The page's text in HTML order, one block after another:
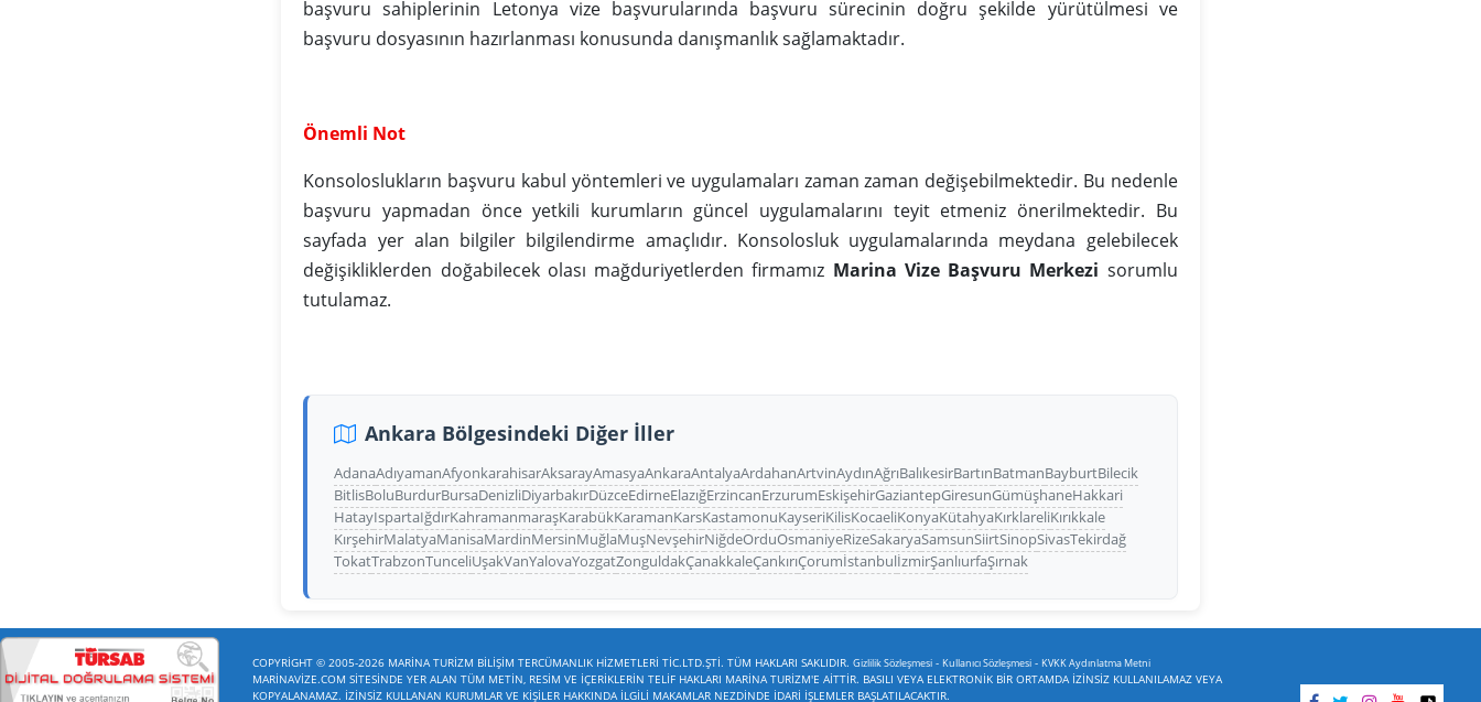
başvuru sahiplerinin Letonya vize başvurularında başvuru sürecinin doğru şekilde yürütülmesi ve
başvuru dosyasının hazırlanması konusunda danışmanlık sağlamaktadır.
Önemli Not
Konsoloslukların başvuru kabul yöntemleri ve uygulamaları zaman zaman değişebilmektedir. Bu nedenle
başvuru yapmadan önce yetkili kurumların güncel uygulamalarını teyit etmeniz önerilmektedir. Bu
sayfada yer alan bilgiler bilgilendirme amaçlıdır. Konsolosluk uygulamalarında meydana gelebilecek
değişikliklerden doğabilecek olası mağduriyetlerden firmamız Marina Vize Başvuru Merkezi sorumlu
tutulamaz.
Ankara Bölgesindeki Diğer İller
AdanaAdıyamanAfyonkarahisarAksarayAmasyaAnkaraAntalyaArdahanArtvinAydınAğrıBalıkesirBartınBatmanBayburtBilecik
BitlisBoluBurdurBursaDenizliDiyarbakırDüzceEdirneElazığErzincanErzurumEskişehirGaziantepGiresunGümüşhaneHakkari
HatayIspartaIğdırKahramanmaraşKarabükKaramanKarsKastamonuKayseriKilisKocaeliKonyaKütahyaKırklareliKırıkkale
KırşehirMalatyaManisaMardinMersinMuğlaMuşNevşehirNiğdeOrduOsmaniyeRizeSakaryaSamsunSiirtSinopSivasTekirdağ
TokatTrabzonTunceliUşakVanYalovaYozgatZonguldakÇanakkaleÇankırıÇorumİstanbulİzmirŞanlıurfaŞırnak
COPYRİGHT © 2005-2026 MARİNA TURİZM BİLİŞİM TERCÜMANLIK HİZMETLERİ TİC.LTD.ŞTİ. TÜM HAKLARI SAKLIDIR. Gizlilik Sözleşmesi - Kullanıcı Sözleşmesi - KVKK Aydınlatma Metni
MARİNAVİZE.COM SİTESİNDE YER ALAN TÜM METİN, RESİM VE İÇERİKLERİN TELİF HAKLARI MARİNA TURİZM'E AİTTİR. BASILI VEYA ELEKTRONİK BİR ORTAMDA İZİNSİZ KULLANILAMAZ VEYA
KOPYALANAMAZ. İZİNSİZ KULLANAN KURUMLAR VE KİŞİLER HAKKINDA İLGİLİ MAKAMLAR NEZDİNDE İDARİ İŞLEMLER BAŞLATILACAKTIR.